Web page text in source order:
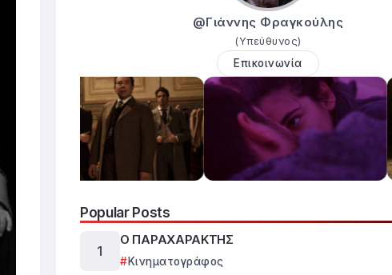
@Γιάννης Φραγκούλης
(Υπεύθυνος)
Επικοινωνία
Popular Posts
Ο ΠΑΡΑΧΑΡΑΚΤΗΣ
Κινηματογράφος